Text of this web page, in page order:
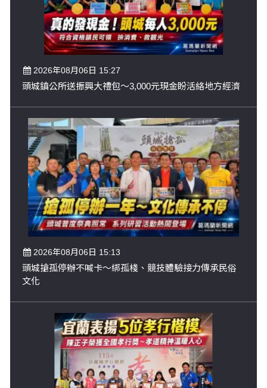
2026年08月06日 15:27
頭城鎮公所送振興大禮包～3,000元現金盼活絡地方經濟
2026年08月06日 15:13
頭城搶孤停辦不喊卡～綁孤棧、競技體驗接力傳承民俗
文化